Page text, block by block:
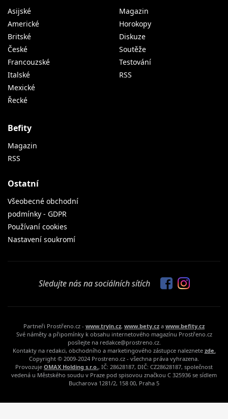
Asijské
Americké
Britské
České
Francouzské
Italské
Mexické
Řecké
Magazin
Horokopy
Diskuze
Soutěže
Testování
RSS
Befity
Magazin
RSS
Ostatní
Všeobecné obchodní
podmínky - GDPR
Používaní cookies
Nastavení soukromí
Sledujte nás na sociálních sítích
Partneři Prostřeno.cz - www.tryin.cz, www.bety.cz a www.befity.cz
Své náměty a připomínky k obsahu internetového magazínu Prostřeno.cz
posílejte na redakce@prostreno.cz.
Kontakty na redakci, obchodního a marketingového zástupce naleznete zde.
Copyright © 2009-2024 Prostreno.cz - všechna práva vyhrazena.
Provozuje OMAX Holding s.r.o., IČ: 28628187, DIČ: CZ28628187, společnost
vedená u Městského soudu v Praze pod spisovou značkou C 325936 se sídlem
Bucharova 1281/2, 158 00, Praha 5